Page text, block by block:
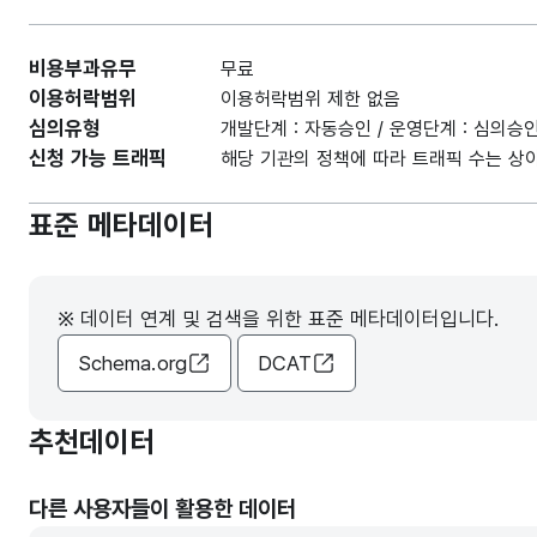
비용부과유무 무료
이용허락범위 이용허락범위 제한 없음
심의유형 개발단계 : 자동승인 / 운영단계 : 심의승인
신청 가능 트래픽 해당 기관의 정책에 따라 트래픽 수는 상
표준 메타데이터
※ 데이터 연계 및 검색을 위한 표준 메타데이터입니다.
Schema.org
DCAT
추천데이터
다른 사용자들이 활용한 데이터